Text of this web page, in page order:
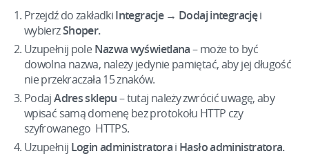
Zarządzanie wysyłką
Automatyzacja cen
AI dla e-commerce
Obsługa klienta
Ekosystem
Elektronika
Motoryzacja
Supermarket
Zdrowie i uroda
Moda
Blog
Usługi
Wdrożenia systemu
Konsultacje i szkolenia
Audyt konta
english (GB)
english (IN)
Čeština
deutsch
polski
Przejdź do zakładkiIntegracje → Dodaj integracjęi
wybierzShoper.
Uzupełnij poleNazwa wyświetlana– może to być
dowolna nazwa, należy jedynie pamiętać, aby jej długość
nie przekraczała 15 znaków.
PodajAdres sklepu– tutaj należy zwrócić uwagę, aby
wpisać samą domenę bez protokołu HTTP czy
szyfrowanego HTTPS.
Uzupełnij Login administratorai Hasło administratora.